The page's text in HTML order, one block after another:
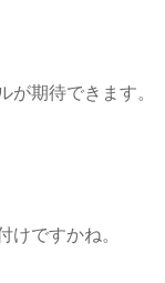
が期待できます。
けですかね。